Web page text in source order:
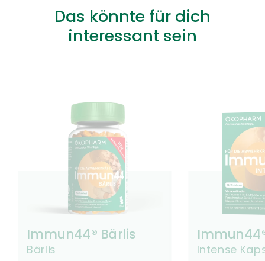
Das könnte für dich
interessant sein
Immun44® Bärlis
Bärlis Intense